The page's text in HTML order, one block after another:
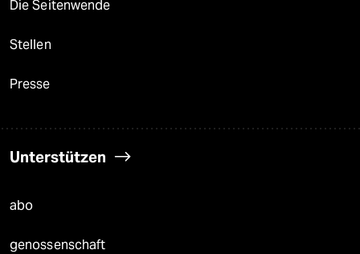
Die Seitenwende
Stellen
Presse
Unterstützen
abo
genossenschaft